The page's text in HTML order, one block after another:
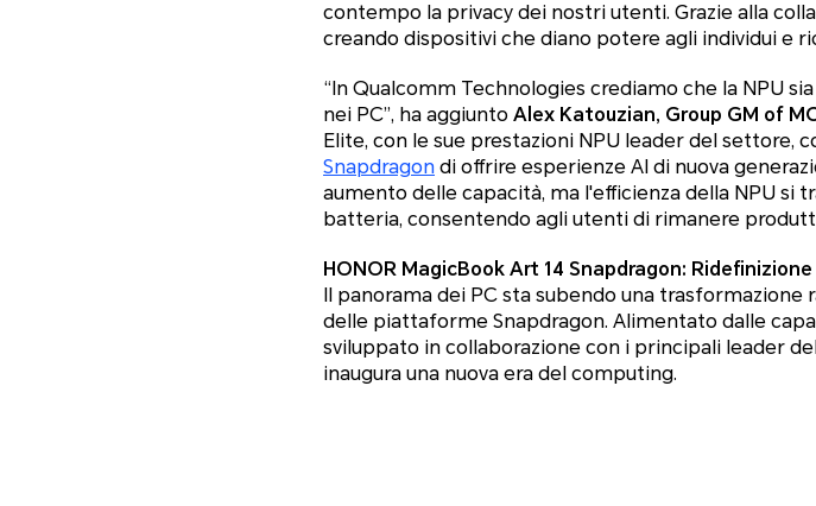
contempo la privacy dei nostri utenti. Grazie alla
creando dispositivi che diano potere agli individui e
“In Qualcomm Technologies crediamo che la NPU
nei PC”, ha aggiunto Alex Katouzian, Group GM of
Elite, con le sue prestazioni NPU leader del settore,
Snapdragon di offrire esperienze AI di nuova
aumento delle capacità, ma l'efficienza della NPU si
batteria, consentendo agli utenti di rimanere
HONOR MagicBook Art 14 Snapdragon:
Il panorama dei PC sta subendo una trasformazione
delle piattaforme Snapdragon. Alimentato dalle
sviluppato in collaborazione con i principali leader
inaugura una nuova era del computing.